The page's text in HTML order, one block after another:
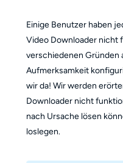
Einige Benutzer haben
Video Downloader nicht
verschiedenen Gründen
Aufmerksamkeit
wir da! Wir werden
Downloader nicht
nach Ursache lösen
loslegen.